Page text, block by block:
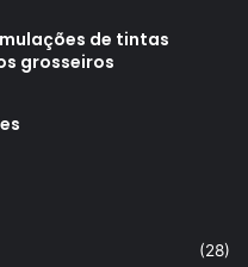
de tintas
grosseiros
(28)